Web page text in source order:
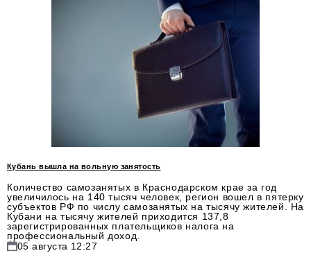
Кубань вышла на вольную занятость
Количество самозанятых в Краснодарском крае за год
увеличилось на 140 тысяч человек, регион вошел в пятерку
субъектов РФ по числу самозанятых на тысячу жителей. На
Кубани на тысячу жителей приходится 137,8
зарегистрированных плательщиков налога на
профессиональный доход.
05 августа 12:27